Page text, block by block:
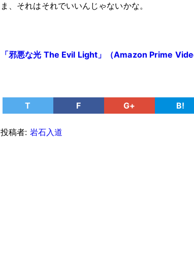
ま、それはそれでいいんじゃないかな。
「邪悪な光 The Evil Light」（Amazon Prime
T F G+ B!
投稿者: 岩石入道